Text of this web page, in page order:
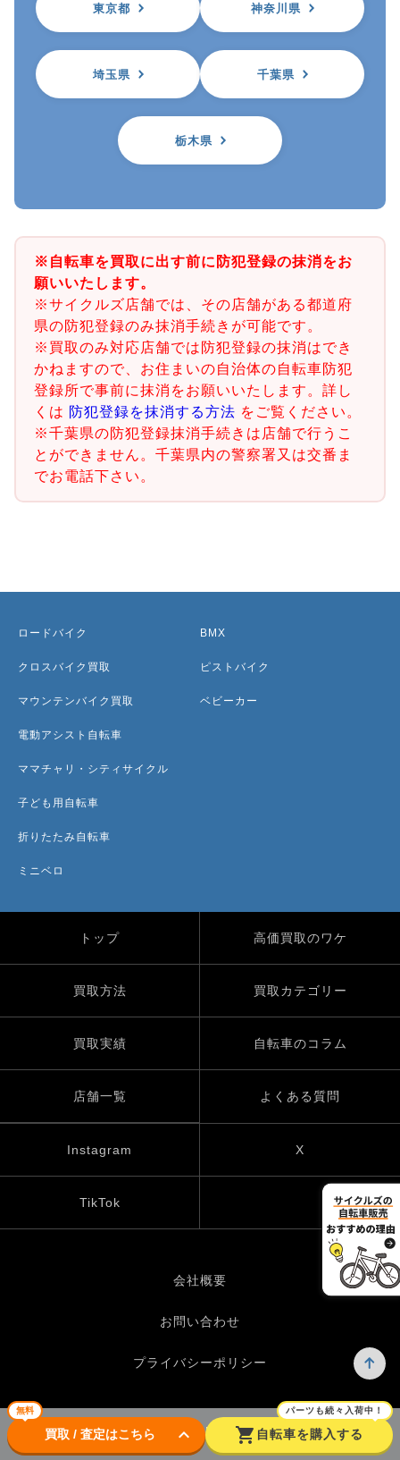
東京都 神奈川県
埼玉県 千葉県
栃木県
※自転車を買取に出す前に防犯登録の抹消をお
願いいたします。
※サイクルズ店舗では、その店舗がある都道府
県の防犯登録のみ抹消手続きが可能です。
※買取のみ対応店舗では防犯登録の抹消はでき
かねますので、お住まいの自治体の自転車防犯
登録所で事前に抹消をお願いいたします。詳し
くは 防犯登録を抹消する方法 をご覧ください。
※千葉県の防犯登録抹消手続きは店舗で行うこ
とができません。千葉県内の警察署又は交番ま
でお電話下さい。
無料
買取 / 査定はこちら keyboard_arrow_down shopping_cart
パーツも続々入荷中！
自転車を購入する
ロードバイク
クロスバイク買取
マウンテンバイク買取
電動アシスト自転車
ママチャリ・シティサイクル
子ども用自転車
折りたたみ自転車
ミニベロ
BMX
ピストバイク
ベビーカー
トップ 高価買取のワケ
買取方法 買取カテゴリー
買取実績 自転車のコラム
店舗一覧 よくある質問
Instagram X
TikTok
会社概要
お問い合わせ
プライバシーポリシー
© UP GARAGE GROUP Co., Ltd.